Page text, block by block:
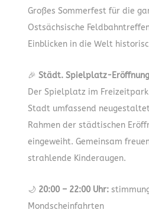
Großes Sommerfest für die
Ostsächsische
Einblicken in die Welt
🎉 Städt. Spielplatz-
Der Spielplatz im
Stadt umfassend
Rahmen der städtischen
eingeweiht. Gemeinsam
strahlende Kinderaugen.
🌙 20:00 – 22:00 Uhr:
Mondscheinfahrten